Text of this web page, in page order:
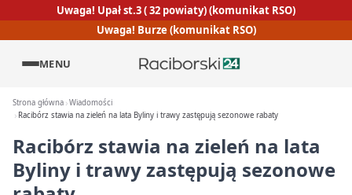
Uwaga! Upał st.3 ( 32 powiaty) (komunikat RSO)
Uwaga! Burze (komunikat RSO)
MENU
Strona główna Wiadomości
Racibórz stawia na zieleń na lata Byliny i trawy zastępują sezonowe rabaty
Racibórz stawia na zieleń na lata
Byliny i trawy zastępują sezonowe